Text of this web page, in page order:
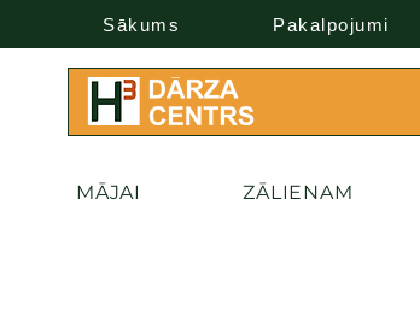
Sākums Pakalpojumi
MĀJAI ZĀLIENAM